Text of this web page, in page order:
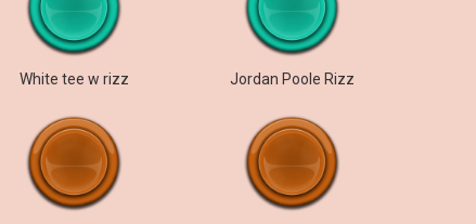
White tee w rizz Jordan Poole Rizz